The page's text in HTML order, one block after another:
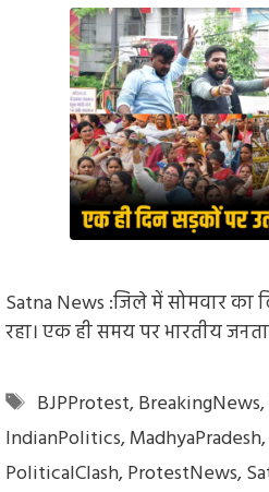
Satna News :जिले में सोमवार का
रहा। एक ही समय पर भारतीय
Tags
BJPProtest,BreakingNews,
IndianPolitics,MadhyaPradesh,
PoliticalClash,ProtestNews,